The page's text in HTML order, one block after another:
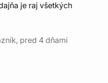
je raj všetkých
pred 4 dňami